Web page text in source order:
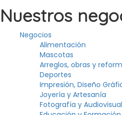
Nuestros
Negocios
Alimentación
Mascotas
Arreglos, obras y
Deportes
Impresión, Diseño
Joyería y Artesanía
Fotografía y